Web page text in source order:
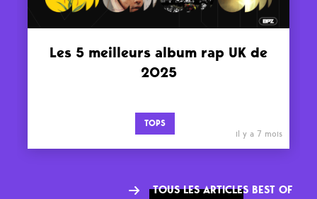
Les 5 meilleurs album rap UK de
2025
TOPS
il y a 7 mois
TOUS LES ARTICLES BEST OF